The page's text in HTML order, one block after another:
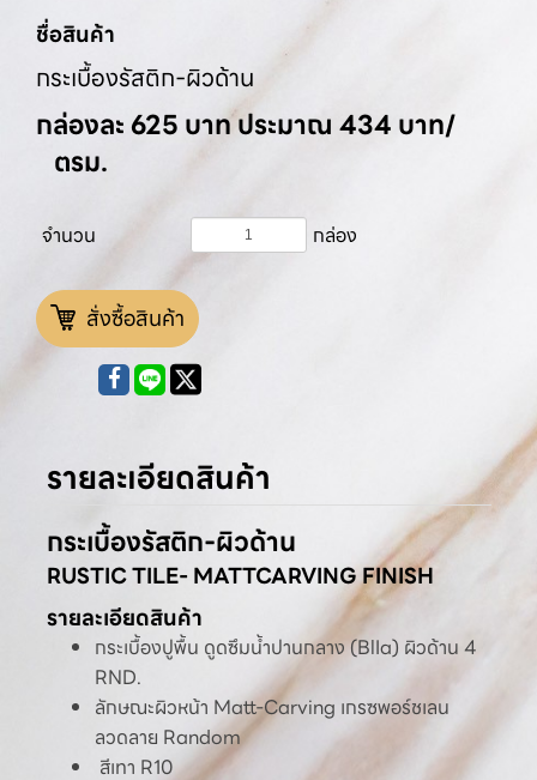
ชื่อสินค้า
กระเบื้องรัสติก-ผิวด้าน
กล่องละ 625 บาท ประมาณ 434 บาท/
ตรม.
จำนวน กล่อง
สั่งซื้อสินค้า
รายละเอียดสินค้า
กระเบื้องรัสติก-ผิวด้าน
RUSTIC TILE- MATTCARVING FINISH
รายละเอียดสินค้า
กระเบื้องปูพื้น ดูดซึมน้ำปานกลาง (BlIa) ผิวด้าน 4
RND.
ลักษณะผิวหน้า Matt-Carving เกรซพอร์ชเลน
ลวดลาย Random
สีเทา R10